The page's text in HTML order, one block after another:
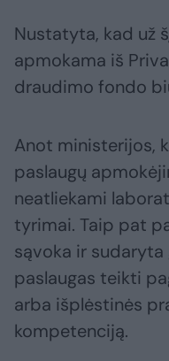
Nustatyta, kad už
apmokama iš
draudimo fondo
Anot ministerijos,
paslaugų
neatliekami
tyrimai. Taip pat
sąvoka ir
paslaugas teikti
arba išplėstinės
kompetenciją.